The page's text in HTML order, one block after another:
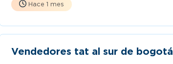
Hace 1 mes
Vendedores tat al sur de bogotá